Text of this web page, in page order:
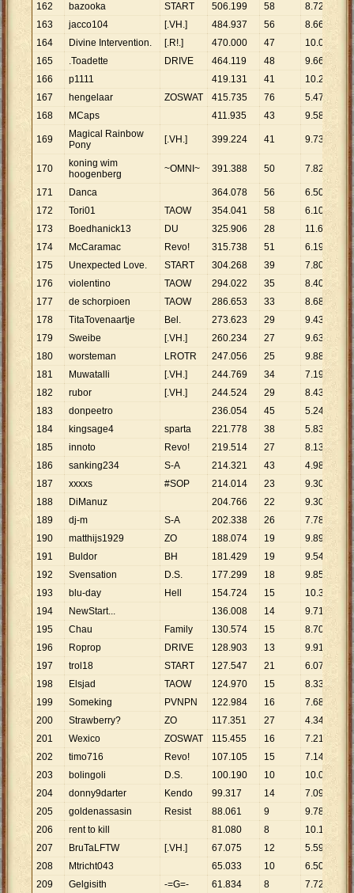
162
bazooka START 506.199 58 8.728
163
jacco104 [.VH.] 484.937 56 8.660
164
Divine Intervention. [.R!.] 470.000 47 10.000
165
.Toadette DRIVE 464.119 48 9.669
166
p1111 419.131 41 10.223
167
hengelaar ZOSWAT 415.735 76 5.470
168
MCaps 411.935 43 9.580
169
Magical Rainbow
Pony
[.VH.] 399.224 41 9.737
170
koning wim
hoogenberg
~OMNI~ 391.388 50 7.828
171 Danca 364.078 56 6.501
172
Tori01 TAOW 354.041 58 6.104
173
Boedhanick13 DU 325.906 28 11.640
174
McCaramac Revo! 315.738 51 6.191
175
Unexpected Love. START 304.268 39 7.802
176
violentino TAOW 294.022 35 8.401
177
de schorpioen TAOW 286.653 33 8.686
178
TitaTovenaartje Bel. 273.623 29 9.435
179
Sweibe [.VH.] 260.234 27 9.638
180
worsteman LROTR 247.056 25 9.882
181
Muwatalli [.VH.] 244.769 34 7.199
182
rubor [.VH.] 244.524 29 8.432
183
donpeetro 236.054 45 5.246
184
kingsage4 sparta 221.778 38 5.836
185
innoto Revo! 219.514 27 8.130
186
sanking234 S-A 214.321 43 4.984
187
xxxxs #SOP 214.014 23 9.305
188
DiManuz 204.766 22 9.308
189
dj-m S-A 202.338 26 7.782
190
matthijs1929 ZO 188.074 19 9.899
191
Buldor BH 181.429 19 9.549
192
Svensation D.S. 177.299 18 9.850
193
blu-day Hell 154.724 15 10.315
194
NewStart... 136.008 14 9.715
195
Chau Family 130.574 15 8.705
196
Roprop DRIVE 128.903 13 9.916
197
trol18 START 127.547 21 6.074
198
Elsjad TAOW 124.970 15 8.331
199
Someking PVNPN 122.984 16 7.687
200
Strawberry? ZO 117.351 27 4.346
201
Wexico ZOSWAT 115.455 16 7.216
202
timo716 Revo! 107.105 15 7.140
203
bolingoli D.S. 100.190 10 10.019
204
donny9darter Kendo 99.317 14 7.094
205
goldenassasin Resist 88.061 9 9.785
206
rent to kill 81.080 8 10.135
207
BruTaLFTW [.VH.] 67.075 12 5.590
208
Mtricht043 65.033 10 6.503
209
Gelgisith -=G=- 61.834 8 7.729